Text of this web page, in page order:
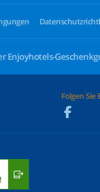
Enjoyhotels-
Folgen Sie